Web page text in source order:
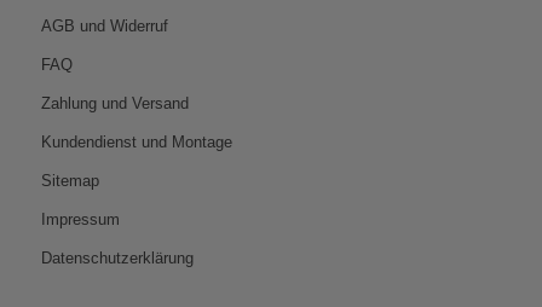
AGB und Widerruf
FAQ
Zahlung und Versand
Kundendienst und Montage
Sitemap
Impressum
Datenschutzerklärung